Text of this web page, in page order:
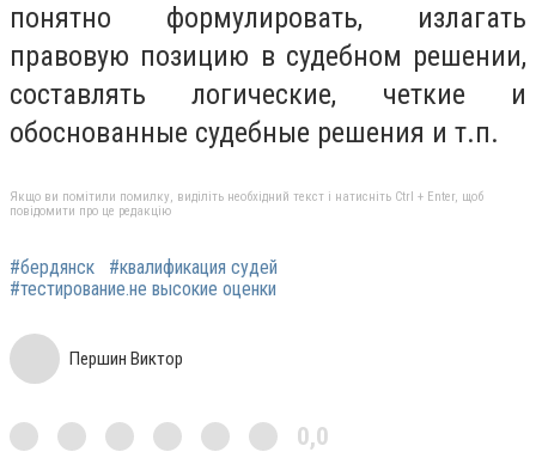
понятно формулировать, излагать
правовую позицию в судебном решении,
составлять логические, четкие и
обоснованные судебные решения и т.п.
Якщо ви помітили помилку, виділіть необхідний текст і натисніть Ctrl + Enter, щоб
повідомити про це редакцію
#бердянск
#квалификация судей
#тестирование.не высокие оценки
Першин Виктор
0,0